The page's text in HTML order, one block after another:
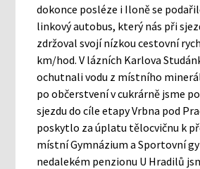
dokonce posléze i Iloně se
linkový autobus, který nás při
zdržoval svojí nízkou cestovní
km/hod. V lázních Karlova
ochutnali vodu z místního
po občerstvení v cukrárně jsme
sjezdu do cíle etapy Vrbna pod
poskytlo za úplatu tělocvičnu k
místní Gymnázium a Sportovní
nedalekém penzionu U Hradilů